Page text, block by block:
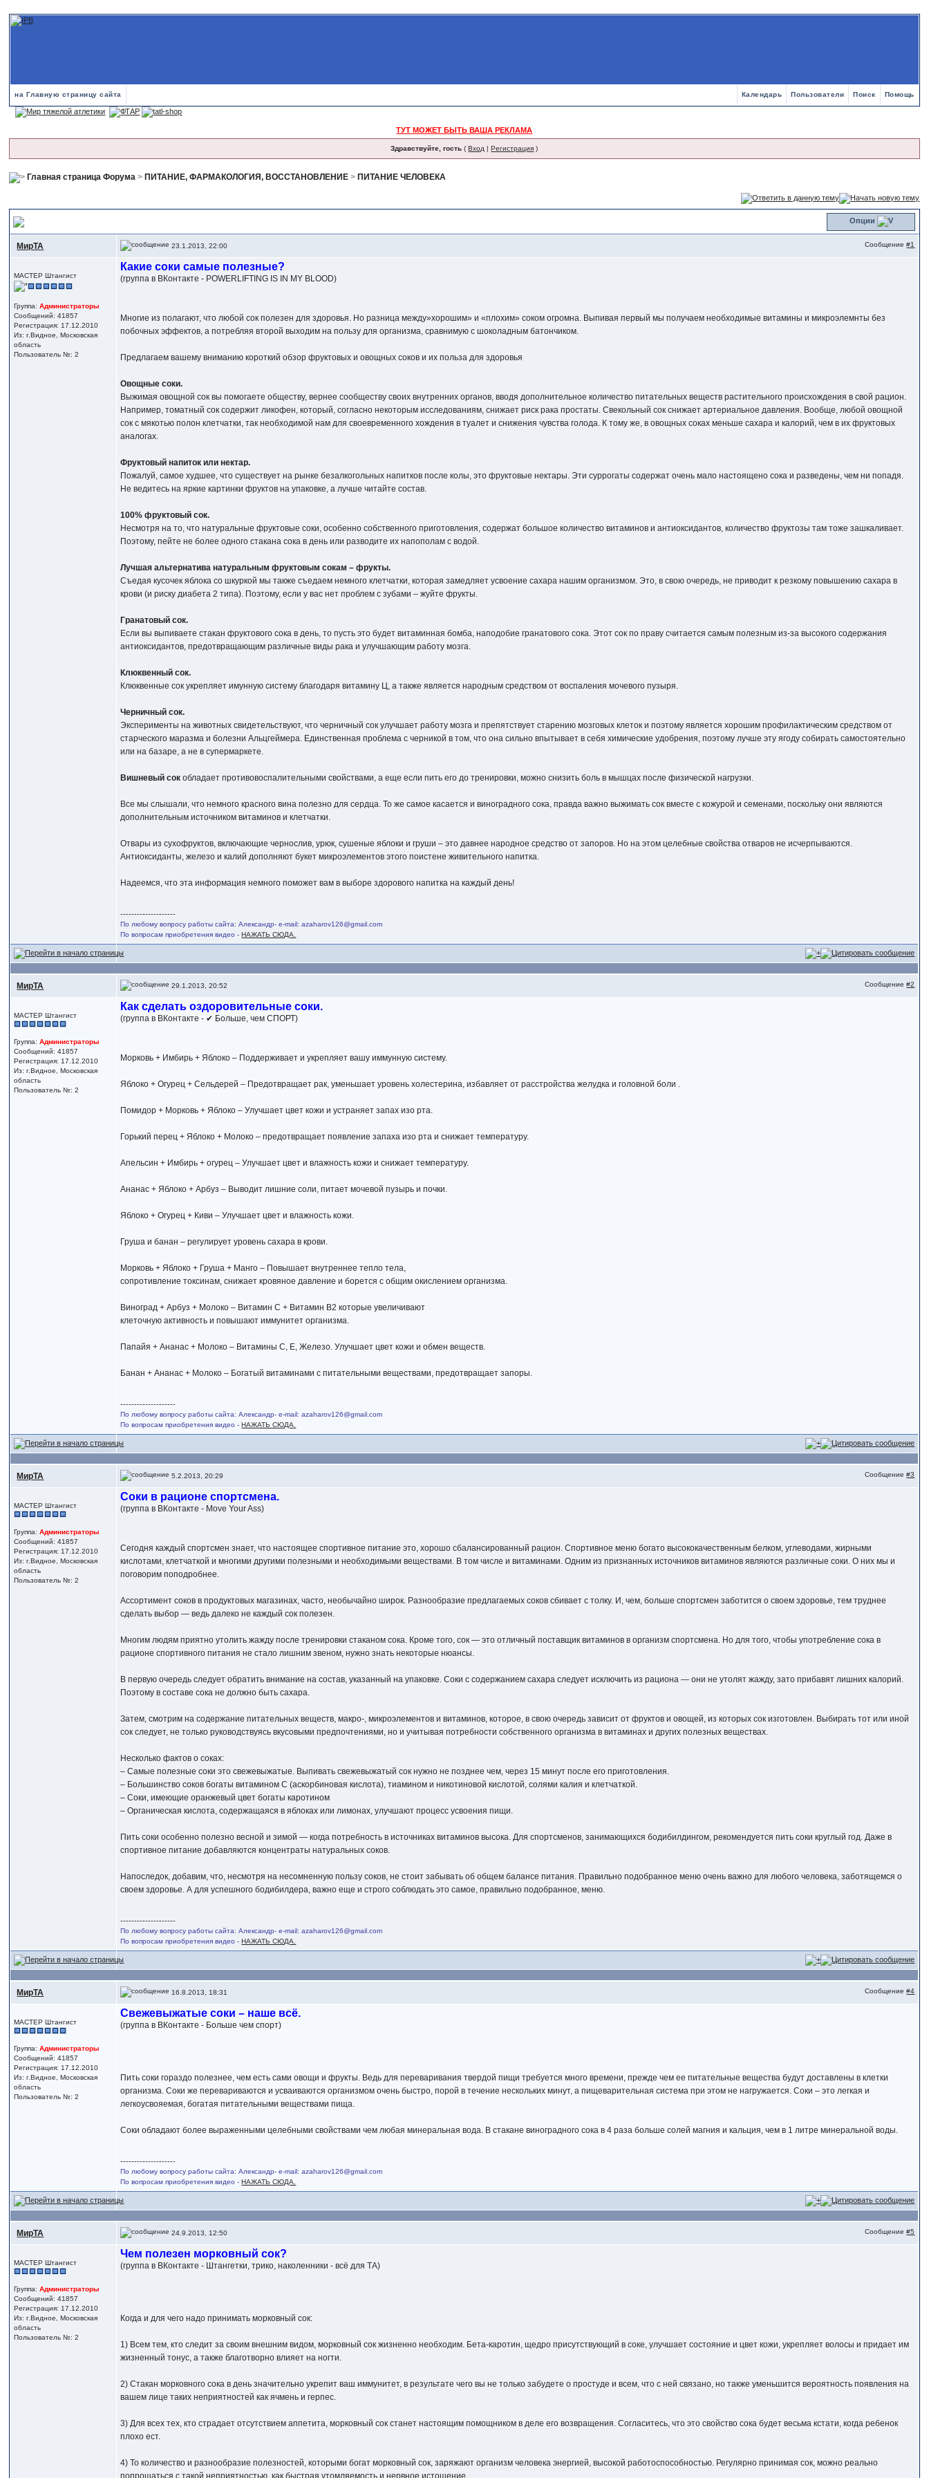
на Главную страницу сайта Помощь
Поиск
Пользователи
Календарь
ТУТ МОЖЕТ БЫТЬ ВАША РЕКЛАМА
Здравствуйте, гость (Вход |Регистрация )
Главная страница Форума > ПИТАНИЕ, ФАРМАКОЛОГИЯ, ВОССТАНОВЛЕНИЕ > ПИТАНИЕ ЧЕЛОВЕКА
Опции
МирТА 23.1.2013, 22:00 Сообщение#1
МАСТЕР Штангист
Группа:Администраторы
Сообщений: 41857
Регистрация: 17.12.2010
Из: г.Видное, Московская
область
Пользователь №: 2
Какие соки самые полезные?
(группа в ВКонтакте - POWERLIFTING IS IN MY BLOOD)
Многие из полагают, что любой сок полезен для здоровья. Но разница между»хорошим» и «плохим» соком огромна. Выпивая первый мы получаем необходимые витамины и микроэлемнты без
побочных эффектов, а потребляя второй выходим на пользу для организма, сравнимую с шоколадным батончиком.
Предлагаем вашему вниманию короткий обзор фруктовых и овощных соков и их польза для здоровья
Овощные соки.
Выжимая овощной сок вы помогаете обществу, вернее сообществу своих внутренних органов, вводя дополнительное количество питательных веществ растительного происхождения в свой рацион.
Например, томатный сок содержит ликофен, который, согласно некоторым исследованиям, снижает риск рака простаты. Свекольный сок снижает артериальное давления. Вообще, любой овощной
сок с мякотью полон клетчатки, так необходимой нам для своевременного хождения в туалет и снижения чувства голода. К тому же, в овощных соках меньше сахара и калорий, чем в их фруктовых
аналогах.
Фруктовый напиток или нектар.
Пожалуй, самое худшее, что существует на рынке безалкогольных напитков после колы, это фруктовые нектары. Эти суррогаты содержат очень мало настоящено сока и разведены, чем ни попадя.
Не ведитесь на яркие картинки фруктов на упаковке, а лучше читайте состав.
100% фруктовый сок.
Несмотря на то, что натуральные фруктовые соки, особенно собственного приготовления, содержат большое количество витаминов и антиоксидантов, количество фруктозы там тоже зашкаливает.
Поэтому, пейте не более одного стакана сока в день или разводите их напополам с водой.
Лучшая альтернатива натуральным фруктовым сокам – фрукты.
Съедая кусочек яблока со шкуркой мы также съедаем немного клетчатки, которая замедляет усвоение сахара нашим организмом. Это, в свою очередь, не приводит к резкому повышению сахара в
крови (и риску диабета 2 типа). Поэтому, если у вас нет проблем с зубами – жуйте фрукты.
Гранатовый сок.
Если вы выпиваете стакан фруктового сока в день, то пусть это будет витаминная бомба, наподобие гранатового сока. Этот сок по праву считается самым полезным из-за высокого содержания
антиоксидантов, предотвращающим различные виды рака и улучшающим работу мозга.
Клюквенный сок.
Клюквенные сок укрепляет имунную систему благодаря витамину Ц, а также является народным средством от воспаления мочевого пузыря.
Черничный сок.
Эксперименты на животных свидетельствуют, что черничный сок улучшает работу мозга и препятствует старению мозговых клеток и поэтому является хорошим профилактическим средством от
старческого маразма и болезни Альцгеймера. Единственная проблема с черникой в том, что она сильно впытывает в себя химические удобрения, поэтому лучше эту ягоду собирать самостоятельно
или на базаре, а не в супермаркете.
Вишневый сок обладает противовоспалительными свойствами, а еще если пить его до тренировки, можно снизить боль в мышцах после физической нагрузки.
Все мы слышали, что немного красного вина полезно для сердца. То же самое касается и виноградного сока, правда важно выжимать сок вместе с кожурой и семенами, поскольку они являются
дополнительным источником витаминов и клетчатки.
Отвары из сухофруктов, включающие чернослив, урюк, сушеные яблоки и груши – это давнее народное средство от запоров. Но на этом целебные свойства отваров не исчерпываются.
Антиоксиданты, железо и калий дополняют букет микроэлементов этого поистене живительного напитка.
Надеемся, что эта информация немного поможет вам в выборе здорового напитка на каждый день!
--------------------
По любому вопросу работы сайта: Александр- e-mail: azaharov126@gmail.com
По вопросам приобретения видео -НАЖАТЬ СЮДА.
МирТА 29.1.2013, 20:52 Сообщение#2
МАСТЕР Штангист
Группа:Администраторы
Сообщений: 41857
Регистрация: 17.12.2010
Из: г.Видное, Московская
область
Пользователь №: 2
Как сделать оздоровительные соки.
(группа в ВКонтакте - ✔ Больше, чем СПОРТ)
Морковь + Имбирь + Яблоко – Поддерживает и укрепляет вашу иммунную систему.
Яблоко + Огурец + Сельдерей – Предотвращает рак, уменьшает уровень холестерина, избавляет от расстройства желудка и головной боли .
Помидор + Морковь + Яблоко – Улучшает цвет кожи и устраняет запах изо рта.
Горький перец + Яблоко + Молоко – предотвращает появление запаха изо рта и снижает температуру.
Апельсин + Имбирь + огурец – Улучшает цвет и влажность кожи и снижает температуру.
Ананас + Яблоко + Арбуз – Выводит лишние соли, питает мочевой пузырь и почки.
Яблоко + Огурец + Киви – Улучшает цвет и влажность кожи.
Груша и банан – регулирует уровень сахара в крови.
Морковь + Яблоко + Груша + Манго – Повышает внутреннее тепло тела,
сопротивление токсинам, снижает кровяное давление и борется с общим окислением организма.
Виноград + Арбуз + Молоко – Витамин С + Витамин B2 которые увеличивают
клеточную активность и повышают иммунитет организма.
Папайя + Ананас + Молоко – Витамины C, E, Железо. Улучшает цвет кожи и обмен веществ.
Банан + Ананас + Молоко – Богатый витаминами с питательными веществами, предотвращает запоры.
--------------------
По любому вопросу работы сайта: Александр- e-mail: azaharov126@gmail.com
По вопросам приобретения видео -НАЖАТЬ СЮДА.
МирТА 5.2.2013, 20:29 Сообщение#3
МАСТЕР Штангист
Группа:Администраторы
Сообщений: 41857
Регистрация: 17.12.2010
Из: г.Видное, Московская
область
Пользователь №: 2
Соки в рационе спортсмена.
(группа в ВКонтакте - Move Your Ass)
Сегодня каждый спортсмен знает, что настоящее спортивное питание это, хорошо сбалансированный рацион. Спортивное меню богато высококачественным белком, углеводами, жирными
кислотами, клетчаткой и многими другими полезными и необходимыми веществами. В том числе и витаминами. Одним из признанных источников витаминов являются различные соки. О них мы и
поговорим поподробнее.
Ассортимент соков в продуктовых магазинах, часто, необычайно широк. Разнообразие предлагаемых соков сбивает с толку. И, чем, больше спортсмен заботится о своем здоровье, тем труднее
сделать выбор — ведь далеко не каждый сок полезен.
Многим людям приятно утолить жажду после тренировки стаканом сока. Кроме того, сок — это отличный поставщик витаминов в организм спортсмена. Но для того, чтобы употребление сока в
рационе спортивного питания не стало лишним звеном, нужно знать некоторые нюансы.
В первую очередь следует обратить внимание на состав, указанный на упаковке. Соки с содержанием сахара следует исключить из рациона — они не утолят жажду, зато прибавят лишних калорий.
Поэтому в составе сока не должно быть сахара.
Затем, смотрим на содержание питательных веществ, макро-, микроэлементов и витаминов, которое, в свою очередь зависит от фруктов и овощей, из которых сок изготовлен. Выбирать тот или иной
сок следует, не только руководствуясь вкусовыми предпочтениями, но и учитывая потребности собственного организма в витаминах и других полезных веществах.
Несколько фактов о соках:
– Самые полезные соки это свежевыжатые. Выпивать свежевыжатый сок нужно не позднее чем, через 15 минут после его приготовления.
– Большинство соков богаты витамином С (аскорбиновая кислота), тиамином и никотиновой кислотой, солями калия и клетчаткой.
– Соки, имеющие оранжевый цвет богаты каротином
– Органическая кислота, содержащаяся в яблоках или лимонах, улучшают процесс усвоения пищи.
Пить соки особенно полезно весной и зимой — когда потребность в источниках витаминов высока. Для спортсменов, занимающихся бодибилдингом, рекомендуется пить соки круглый год. Даже в
спортивное питание добавляются концентраты натуральных соков.
Напоследок, добавим, что, несмотря на несомненную пользу соков, не стоит забывать об общем балансе питания. Правильно подобранное меню очень важно для любого человека, заботящемся о
своем здоровье. А для успешного бодибилдера, важно еще и строго соблюдать это самое, правильно подобранное, меню.
--------------------
По любому вопросу работы сайта: Александр- e-mail: azaharov126@gmail.com
По вопросам приобретения видео -НАЖАТЬ СЮДА.
МирТА 16.8.2013, 18:31 Сообщение#4
МАСТЕР Штангист
Группа:Администраторы
Сообщений: 41857
Регистрация: 17.12.2010
Из: г.Видное, Московская
область
Пользователь №: 2
Свежевыжатые соки – наше всё.
(группа в ВКонтакте - Больше чем спорт)
Пить соки гораздо полезнее, чем есть сами овощи и фрукты. Ведь для переваривания твердой пищи требуется много времени, прежде чем ее питательные вещества будут доставлены в клетки
организма. Соки же перевариваются и усваиваются организмом очень быстро, порой в течение нескольких минут, а пищеварительная система при этом не нагружается. Соки – это легкая и
легкоусвояемая, богатая питательными веществами пища.
Соки обладают более выраженными целебными свойствами чем любая минеральная вода. В стакане виноградного сока в 4 раза больше солей магния и кальция, чем в 1 литре минеральной воды.
--------------------
По любому вопросу работы сайта: Александр- e-mail: azaharov126@gmail.com
По вопросам приобретения видео -НАЖАТЬ СЮДА.
МирТА 24.9.2013, 12:50 Сообщение#5
МАСТЕР Штангист
Группа:Администраторы
Сообщений: 41857
Регистрация: 17.12.2010
Из: г.Видное, Московская
область
Пользователь №: 2
Чем полезен морковный сок?
(группа в ВКонтакте - Штангетки, трико, наколенник​и - всё для ТА)
Когда и для чего надо принимать морковный сок:
1) Всем тем, кто следит за своим внешним видом, морковный сок жизненно необходим. Бета-каротин, щедро присутствующий в соке, улучшает состояние и цвет кожи, укрепляет волосы и придает им
жизненный тонус, а также благотворно влияет на ногти.
2) Стакан морковного сока в день значительно укрепит ваш иммунитет, в результате чего вы не только забудете о простуде и всем, что с ней связано, но также уменьшится вероятность появления на
вашем лице таких неприятностей как ячмень и герпес.
3) Для всех тех, кто страдает отсутствием аппетита, морковный сок станет настоящим помощником в деле его возвращения. Согласитесь, что это свойство сока будет весьма кстати, когда ребенок
плохо ест.
4) То количество и разнообразие полезностей, которыми богат морковный сок, заряжают организм человека энергией, высокой работоспособностью. Регулярно принимая сок, можно реально
попрощаться с такой неприятностью, как быстрая утомляемость и нервное истощение.